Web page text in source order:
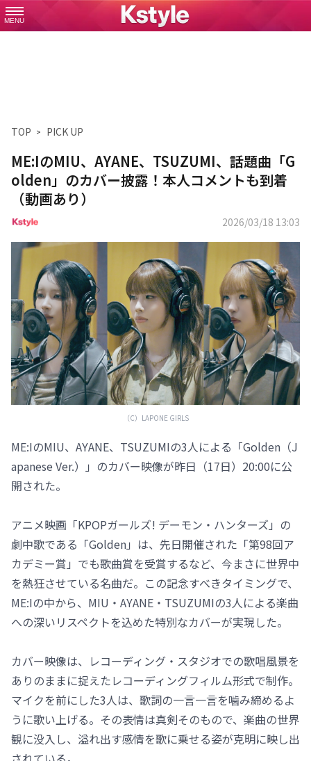
MENU
TOP PICK UP
ME:IのMIU、AYANE、TSUZUMI、話題曲「G
olden」のカバー披露！本人コメントも到着
（動画あり）
2026/03/18 13:03
（C）LAPONE GIRLS
ME:IのMIU、AYANE、TSUZUMIの3人による「Golden（J
apanese Ver.）」のカバー映像が昨日（17日）20:00に公
開された。
アニメ映画「KPOPガールズ! デーモン・ハンターズ」の
劇中歌である「Golden」は、先日開催された「第98回ア
カデミー賞」でも歌曲賞を受賞するなど、今まさに世界中
を熱狂させている名曲だ。この記念すべきタイミングで、
ME:Iの中から、MIU・AYANE・TSUZUMIの3人による楽曲
への深いリスペクトを込めた特別なカバーが実現した。
カバー映像は、レコーディング・スタジオでの歌唱風景を
ありのままに捉えたレコーディングフィルム形式で制作。
マイクを前にした3人は、歌詞の一言一言を噛み締めるよ
うに歌い上げる。その表情は真剣そのもので、楽曲の世界
観に没入し、溢れ出す感情を歌に乗せる姿が克明に映し出